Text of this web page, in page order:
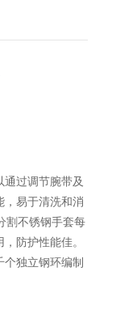
通过调节腕带及
，易于清洗和消
割不锈钢手套每
防护性能佳。
个独立钢环编制